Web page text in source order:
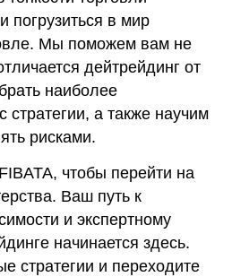
погрузиться в мир
Мы поможем вам не
дейтрейдинг от
наиболее
а также научим
рисками.
чтобы перейти на
Ваш путь к
и экспертному
начинается здесь.
стратегии и переходите